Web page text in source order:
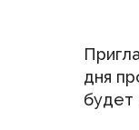
дня
будет